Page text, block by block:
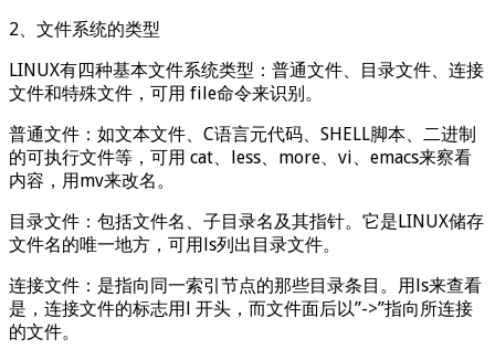
2、文件系统的类型
LINUX有四种基本文件系统类型：普通文件、目录文件、连接
文件和特殊文件，可用 file命令来识别。
普通文件：如文本文件、C语言元代码、SHELL脚本、二进制
的可执行文件等，可用 cat、less、more、vi、emacs来察看
内容，用mv来改名。
目录文件：包括文件名、子目录名及其指针。它是LINUX储存
文件名的唯一地方，可用ls列出目录文件。
连接文件：是指向同一索引节点的那些目录条目。用ls来查看
是，连接文件的标志用l 开头，而文件面后以”->”指向所连接
的文件。